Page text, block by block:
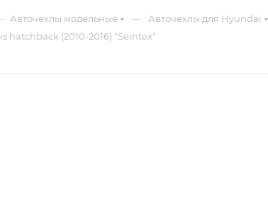
Авточехлы модельные — Авточехлы для Hyundai
hatchback (2010-2016) "Seintex"